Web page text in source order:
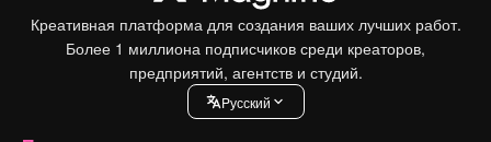
Креативная платформа для создания ваших лучших работ.
Более 1 миллиона подписчиков среди креаторов,
предприятий, агентств и студий.
Pусский